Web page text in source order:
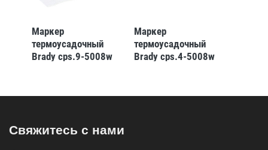
Маркер
термоусадочный
Brady cps.9-5008w
Маркер
термоусадочный
Brady cps.4-5008w
Свяжитесь с нами